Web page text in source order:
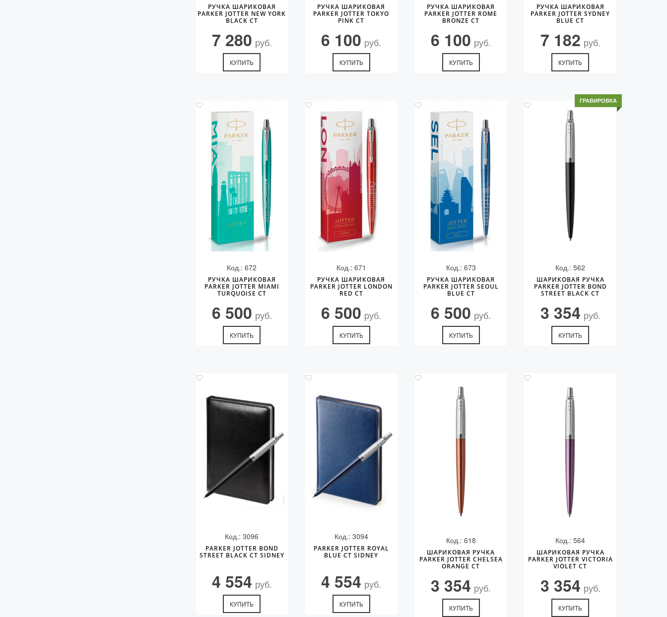
РУЧКА ШАРИКОВАЯ
PARKER JOTTER NEW YORK
BLACK CT
7 280 руб.
КУПИТЬ
РУЧКА ШАРИКОВАЯ
PARKER JOTTER TOKYO
PINK CT
6 100 руб.
КУПИТЬ
РУЧКА ШАРИКОВАЯ
PARKER JOTTER ROME
BRONZE CT
6 100 руб.
КУПИТЬ
РУЧКА ШАРИКОВАЯ
PARKER JOTTER SYDNEY
BLUE CT
7 182 руб.
КУПИТЬ
Код.: 672
РУЧКА ШАРИКОВАЯ
PARKER JOTTER MIAMI
TURQUOISE CT
6 500 руб.
КУПИТЬ
Код.: 671
РУЧКА ШАРИКОВАЯ
PARKER JOTTER LONDON
RED CT
6 500 руб.
КУПИТЬ
Код.: 673
РУЧКА ШАРИКОВАЯ
PARKER JOTTER SEOUL
BLUE CT
6 500 руб.
КУПИТЬ
ГРАВИРОВКА
Код.: 562
ШАРИКОВАЯ РУЧКА
PARKER JOTTER BOND
STREET BLACK CT
3 354 руб.
КУПИТЬ
Код.: 3096
PARKER JOTTER BOND
STREET BLACK CT SIDNEY
4 554 руб.
КУПИТЬ
Код.: 3094
PARKER JOTTER ROYAL
BLUE CT SIDNEY
4 554 руб.
КУПИТЬ
Код.: 618
ШАРИКОВАЯ РУЧКА
PARKER JOTTER CHELSEA
ORANGE CT
3 354 руб.
КУПИТЬ
Код.: 564
ШАРИКОВАЯ РУЧКА
PARKER JOTTER VICTORIA
VIOLET CT
3 354 руб.
КУПИТЬ